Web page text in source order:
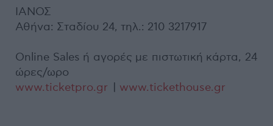
IΑΝΟΣ
Αθήνα: Σταδίου 24, τηλ.: 210 3217917
Online Sales ή αγορές με πιστωτική κάρτα, 24
ώρες/ωρο
www.ticketpro.gr
www.tickethouse.gr